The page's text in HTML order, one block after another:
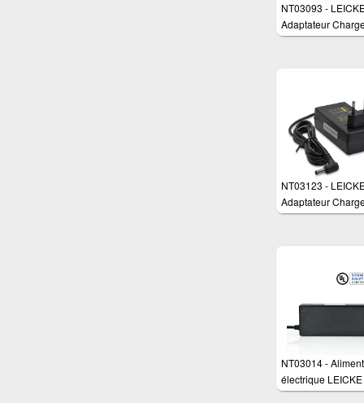
NT03093 -
Adaptateur
watts pour
routeur et scanner
NT03123 -
Adaptateur
watts pour
routeur et scanner
NT03014 -
électrique
12V 6.25A